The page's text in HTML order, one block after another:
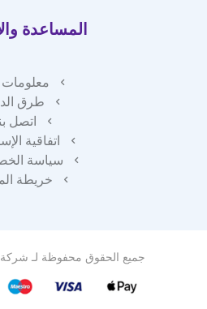
المساعدة
معلومات
طرق
اتصل
اتفاقية
سياسة
خريطة
جميع الحقوق محفوظة لـ